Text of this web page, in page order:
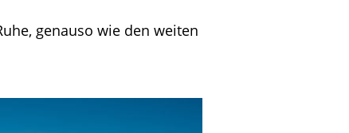
genauso wie den weiten